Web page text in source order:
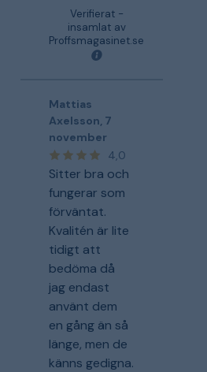
Verifierat -
insamlat av
Proffsmagasinet.se
Mattias
Axelsson, 7
november
4,0
Sitter bra och
fungerar som
förväntat.
Kvalitén är lite
tidigt att
bedöma då
jag endast
använt dem
en gång än så
länge, men de
känns gedigna.